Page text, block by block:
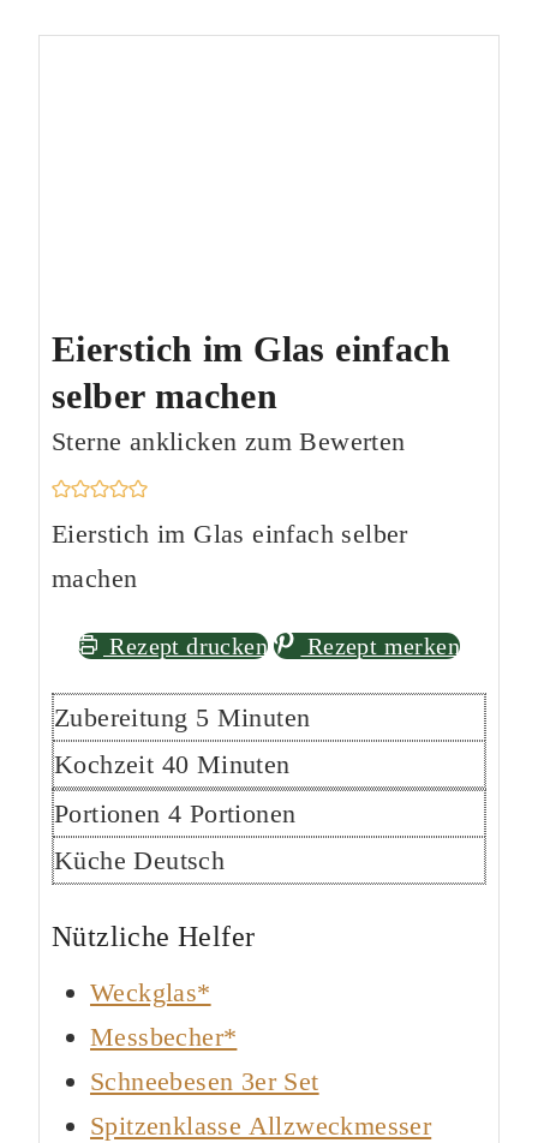
Eierstich im Glas einfach
selber machen
Sterne anklicken zum Bewerten
Eierstich im Glas einfach selber
machen
Rezept drucken Rezept merken
Zubereitung 5 Minuten
Minuten
Kochzeit 40Minuten
Minuten
Portionen4 Portionen
KücheDeutsch
Nützliche Helfer
Weckglas*
Messbecher*
Schneebesen 3er Set
Spitzenklasse Allzweckmesser